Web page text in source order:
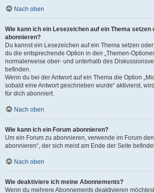
Nach oben
Wie kann ich ein Lesezeichen auf ein Thema setzen
abonnieren?
Du kannst ein Lesezeichen auf ein Thema setzen
du die entsprechende Option in den „Themen-
normalerweise ober- und unterhalb des
befinden.
Wenn du bei der Antwort auf ein Thema die Option
sobald eine Antwort geschrieben wurde“ aktivierst,
für dich abonniert.
Nach oben
Wie kann ich ein Forum abonnieren?
Um ein Forum zu abonnieren, verwende im Forum
abonnieren“, der sich meist am Ende der Seite
Nach oben
Wie deaktiviere ich meine Abonnements?
Wenn du mehrere Abonnements deaktivieren